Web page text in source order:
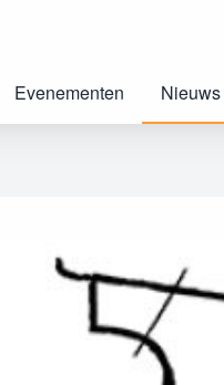
Evenementen Nieuws